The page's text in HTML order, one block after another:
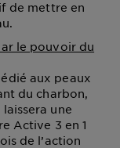
de mettre en
le pouvoir du
aux peaux
du charbon,
une
Active 3 en 1
de l’action